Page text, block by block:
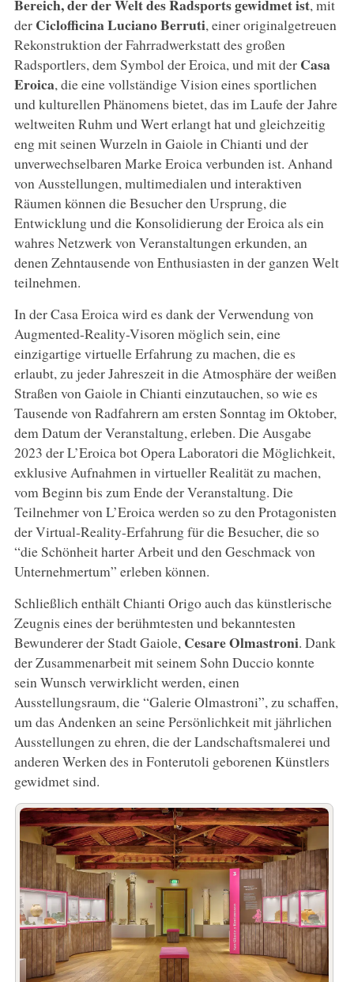
Bereich, der der Welt des Radsports gewidmet ist, mit
der Ciclofficina Luciano Berruti, einer originalgetreuen
Rekonstruktion der Fahrradwerkstatt des großen
Radsportlers, dem Symbol der Eroica, undmit der Casa
Eroica, die eine vollständige Vision eines sportlichen
und kulturellen Phänomens bietet, das im Laufe der Jahre
weltweiten Ruhm und Wert erlangt hat und gleichzeitig
eng mit seinen Wurzeln in Gaiole in Chianti und der
unverwechselbaren Marke Eroica verbunden ist. Anhand
von Ausstellungen, multimedialen und interaktiven
Räumen können die Besucher den Ursprung, die
Entwicklung und die Konsolidierung der Eroica als ein
wahres Netzwerk von Veranstaltungen erkunden, an
denen Zehntausende von Enthusiasten in der ganzen Welt
teilnehmen.
In der Casa Eroica wird es dank der Verwendung von
Augmented-Reality-Visoren möglich sein, eine
einzigartige virtuelle Erfahrung zu machen, die es
erlaubt, zu jeder Jahreszeit in die Atmosphäre der weißen
Straßen von Gaiole in Chianti einzutauchen, so wie es
Tausende von Radfahrern am ersten Sonntag im Oktober,
dem Datum der Veranstaltung, erleben. Die Ausgabe
2023 der L’Eroica bot Opera Laboratori die Möglichkeit,
exklusive Aufnahmen in virtueller Realität zu machen,
vom Beginn bis zum Ende der Veranstaltung. Die
Teilnehmer von L’Eroica werden so zu den Protagonisten
der Virtual-Reality-Erfahrung für die Besucher, die so
“die Schönheit harter Arbeit und den Geschmack von
Unternehmertum” erleben können.
Schließlich enthält Chianti Origo auch das künstlerische
Zeugnis eines der berühmtesten und bekanntesten
Bewunderer der Stadt Gaiole, Cesare Olmastroni. Dank
der Zusammenarbeit mit seinem Sohn Duccio konnte
sein Wunsch verwirklicht werden, einen
Ausstellungsraum, die “Galerie Olmastroni”, zu schaffen,
um das Andenken an seine Persönlichkeit mit jährlichen
Ausstellungen zu ehren, die der Landschaftsmalerei und
anderen Werken des in Fonterutoli geborenen Künstlers
gewidmet sind.